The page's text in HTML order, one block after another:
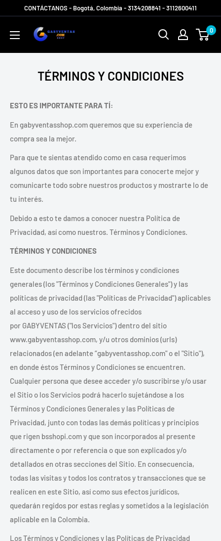
CONTÁCTANOS - Bogotá, Colombia - 3134208841 - 3112600411
Gabyventas
Shop
0
TÉRMINOS Y CONDICIONES
ESTO ES IMPORTANTE PARA TÍ:
En gabyventasshop.com queremos que su experiencia de
compra sea la mejor.
Para que te sientas atendido como en casa requerimos
algunos datos que son importantes para conocerte mejor y
comunicarte todo sobre nuestros productos y mostrarte lo de
tu interés.
Debido a esto te damos a conocer nuestra Política de
Privacidad, así como nuestros. Términos y Condiciones.
TÉRMINOS Y CONDICIONES
Este documento describe los términos y condiciones
generales (los "Términos y Condiciones Generales") y las
políticas de privacidad (las "Políticas de Privacidad") aplicables
al acceso y uso de los servicios ofrecidos
por GABYVENTAS ("los Servicios") dentro del sitio
www.gabyventasshop.com, y/u otros dominios (urls)
relacionados (en adelante “gabyventasshop.com" o el "Sitio"),
en donde éstos Términos y Condiciones se encuentren.
Cualquier persona que desee acceder y/o suscribirse y/o usar
el Sitio o los Servicios podrá hacerlo sujetándose a los
Términos y Condiciones Generales y las Políticas de
Privacidad, junto con todas las demás políticas y principios
que rigen bsshopi.com y que son incorporados al presente
directamente o por referencia o que son explicados y/o
detallados en otras secciones del Sitio. En consecuencia,
todas las visitas y todos los contratos y transacciones que se
realicen en este Sitio, así como sus efectos jurídicos,
quedarán regidos por estas reglas y sometidos a la legislación
aplicable en la Colombia.
Los Términos y Condiciones y las Políticas de Privacidad